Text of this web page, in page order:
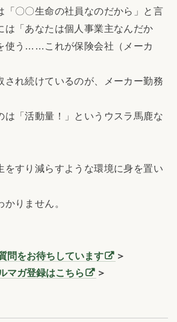
〇〇生命の社員なのだから」と言
は「あなたは個人事業主なんだか
使う……これが保険会社（メーカ
れ続けているのが、メーカー勤務
「活動量！」というウスラ馬鹿な
すり減らすような環境に身を置い
りません。
問をお待ちしています
＞
マガ登録はこちら ＞